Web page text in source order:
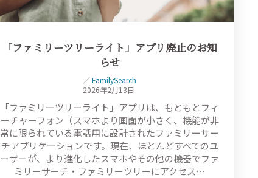
「ファミリーツリーライト」アプリ廃止のお知
らせ
／FamilySearch
2026年2月13日
「ファミリーツリーライト」アプリは、もともとフィ
ーチャーフォン（スマホより画面が小さく、機能が非
常に限られている電話用に設計されたファミリーサー
チアプリケーションです。現在、ほとんどすべてのユ
ーザーが、より進化したスマホやその他の機器でファ
ミリーサーチ・ファミリーツリーにアクセス…